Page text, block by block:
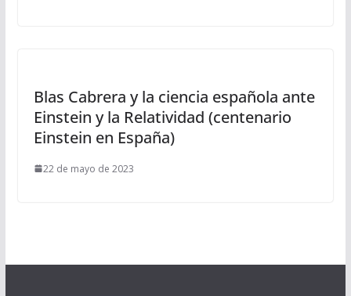
Blas Cabrera y la ciencia española ante
Einstein y la Relatividad (centenario
Einstein en España)
22 de mayo de 2023